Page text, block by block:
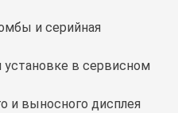
и серийная
установке в сервисном
и выносного дисплея